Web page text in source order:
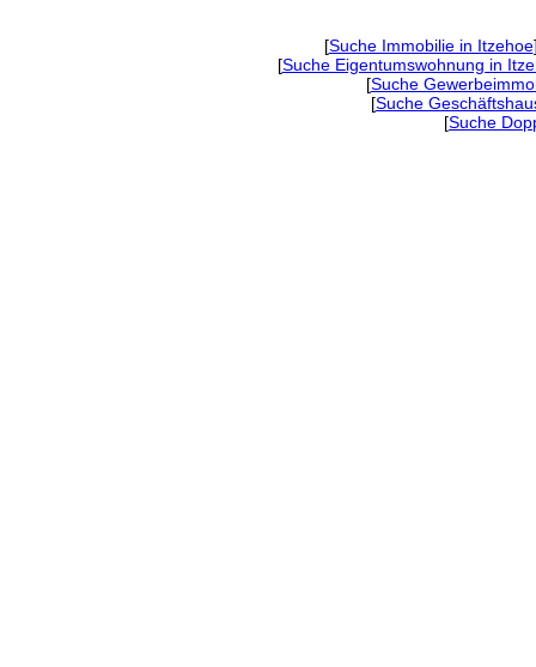
[Suche Immobilie in Itzehoe
[Suche Eigentumswohnung in
[Suche
[Suche
[Suche